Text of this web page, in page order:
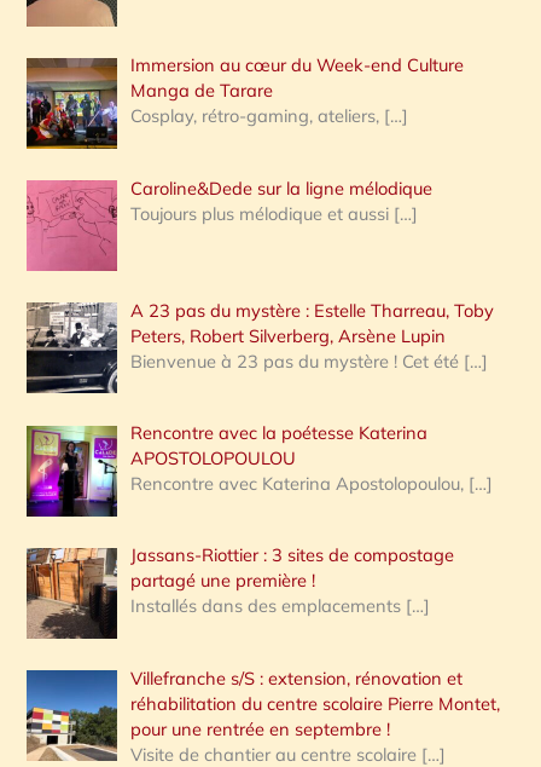
:
Immersion au cœur du Week-end Culture
Manga de Tarare
Cosplay, rétro-gaming, ateliers, […]
Caroline&Dede sur la ligne mélodique
Toujours plus mélodique et aussi […]
A 23 pas du mystère : Estelle Tharreau, Toby
Peters, Robert Silverberg, Arsène Lupin
Bienvenue à 23 pas du mystère ! Cet été […]
Rencontre avec la poétesse Katerina
APOSTOLOPOULOU
Rencontre avec Katerina Apostolopoulou, […]
Jassans-Riottier : 3 sites de compostage
partagé une première !
Installés dans des emplacements […]
Villefranche s/S : extension, rénovation et
réhabilitation du centre scolaire Pierre Montet,
pour une rentrée en septembre !
Visite de chantier au centre scolaire […]